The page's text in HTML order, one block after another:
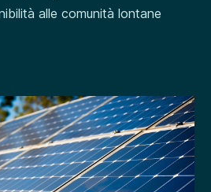
alle comunità lontane